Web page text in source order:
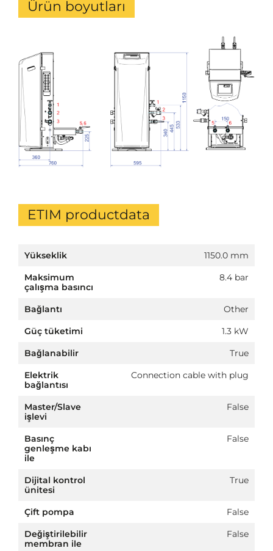
Ürün boyutları
ETIM productdata
Yükseklik
1150.0 mm
Maksimum
çalışma basıncı
8.4 bar
Bağlantı
Other
Güç tüketimi
1.3 kW
Bağlanabilir
True
Elektrik
bağlantısı
Connection cable with plug
Master/Slave
işlevi
False
Basınç
genleşme kabı
ile
False
Dijital kontrol
ünitesi
True
Çift pompa
False
Değiştirilebilir
membran ile
False